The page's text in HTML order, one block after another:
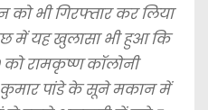
भी गिरफ्तार कर लिया
में यह खुलासा भी हुआ कि
को रामकृष्ण कॉलोनी
पांडे के सूने मकान में